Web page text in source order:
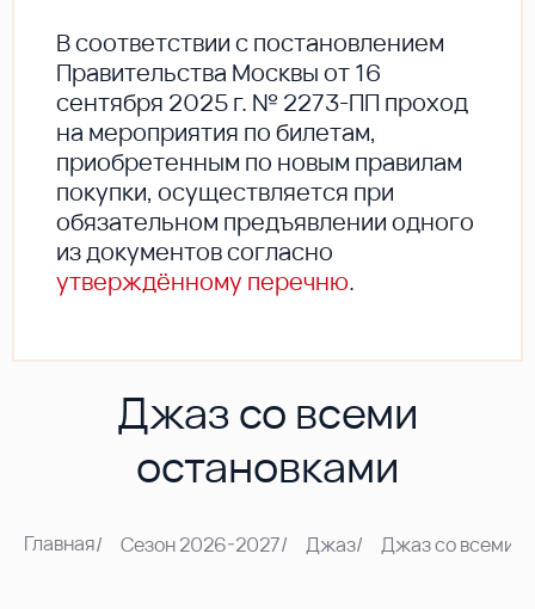
В соответствии с постановлением
Правительства Москвы от 16
сентября 2025 г. № 2273-ПП проход
на мероприятия по билетам,
приобретенным по новым правилам
покупки, осуществляется при
обязательном предъявлении одного
из документов согласно
утверждённому перечню.
Джаз со всеми
остановками
Главная/ Сезон 2026-2027/ Джаз/ Джаз со всеми